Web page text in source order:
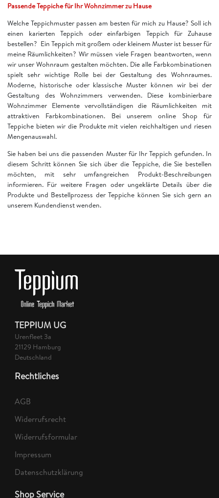
Passende Teppiche für Ihr Wohnzimmer zu Hause
Welche Teppichmuster passen am besten für mich zu Hause? Soll ich
einen karierten Teppich oder einfarbigen Teppich für Zuhause
bestellen? Ein Teppich mit großem oder kleinem Muster ist besser für
meine Räumlichkeiten? Wir müssen viele Fragen beantworten, wenn
wir unser Wohnraum gestalten möchten. Die alle Farbkombinationen
spielt sehr wichtige Rolle bei der Gestaltung des Wohnraumes.
Moderne, historische oder klassische Muster können wir bei der
Gestaltung des Wohnzimmers verwenden. Diese kombinierbare
Wohnzimmer Elemente vervollständigen die Räumlichkeiten mit
attraktiven Farbkombinationen. Bei unserem online Shop für
Teppiche bieten wir die Produkte mit vielen reichhaltigen und riesen
Mengenauswahl.
Sie haben bei uns die passenden Muster für Ihr Teppich gefunden. In
diesem Schritt können Sie sich über die Teppiche, die Sie bestellen
möchten, mit sehr umfangreichen Produkt-Beschreibungen
informieren. Für weitere Fragen oder ungeklärte Details über die
Produkte und Bestellprozess der Teppiche können Sie sich gern an
unserem Kundendienst wenden.
TEPPIUM UG
Urenfleet 3a
21129 Hamburg
Deutschland
Rechtliches
AGB
Widerrufsrecht
Widerrufsformular
Impressum
Datenschutzklärung
Shop Service